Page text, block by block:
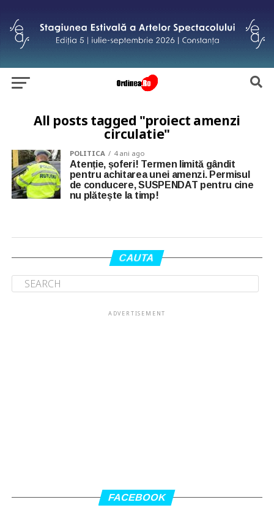
All posts tagged "proiect amenzi
circulatie"
POLITICA 4 ani ago
Atenție, șoferi! Termen limită gândit
pentru achitarea unei amenzi. Permisul
de conducere, SUSPENDAT pentru cine
nu plătește la timp!
CAUTA
ADVERTISEMENT
FACEBOOK